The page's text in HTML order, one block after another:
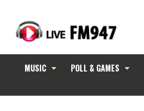
MUSIC POLL & GAMES